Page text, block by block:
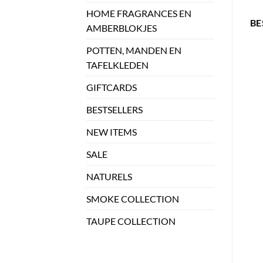
HOME FRAGRANCES EN
AMBERBLOKJES
POTTEN, MANDEN EN
TAFELKLEDEN
GIFTCARDS
BESTSELLERS
NEW ITEMS
SALE
NATURELS
SMOKE COLLECTION
TAUPE COLLECTION